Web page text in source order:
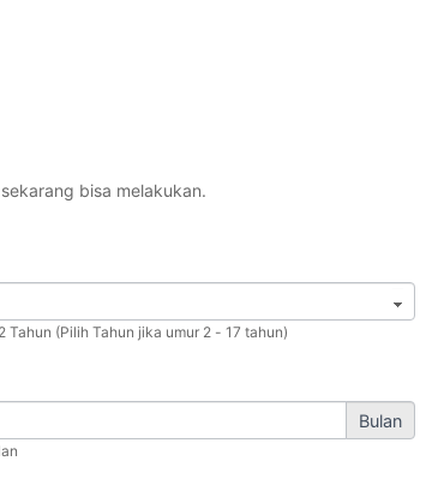
bisa melakukan.
(Pilih Tahun jika umur 2 - 17 tahun)
Bulan